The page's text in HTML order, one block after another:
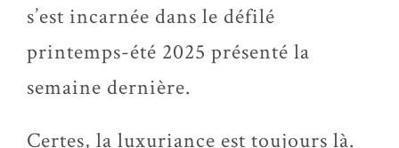
s’est incarnée dans le défilé
printemps-été 2025 présenté la
semaine dernière.
Certes, la luxuriance est toujours là.